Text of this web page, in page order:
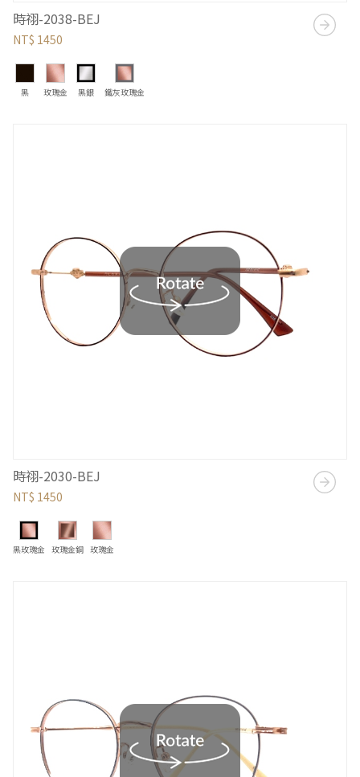
時祤-2038-BEJ
NT$ 1450
黑 玫瑰金 黑銀 鐵灰玫瑰金
時祤-2030-BEJ
NT$ 1450
黑玫瑰金 玫瑰金銅 玫瑰金